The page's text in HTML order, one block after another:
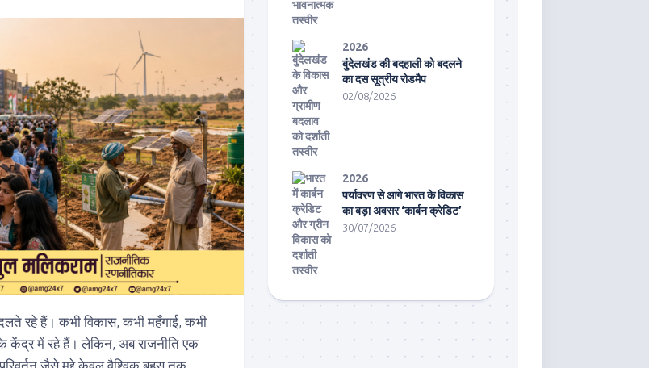
रहे हैं। कभी विकास, कभी महँगाई, कभी
के केंद्र में रहे हैं। लेकिन, अब राजनीति एक
2026
बुंदेलखंड की बदहाली को बदलने
का दस सूत्रीय रोडमैप
02/08/2026
2026
पर्यावरण से आगे भारत के विकास
का बड़ा अवसर ‘कार्बन क्रेडिट’
30/07/2026